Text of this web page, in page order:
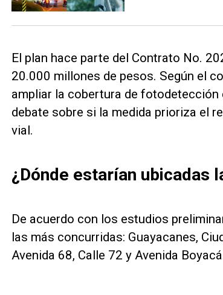
El plan hace parte del Contrato No.
20.000 millones de pesos. Según el
ampliar la cobertura de fotodetección
debate sobre si la medida prioriza el
vial.
¿Dónde estarían ubicadas
De acuerdo con los estudios
las más concurridas: Guayacanes,
Avenida 68, Calle 72 y Avenida